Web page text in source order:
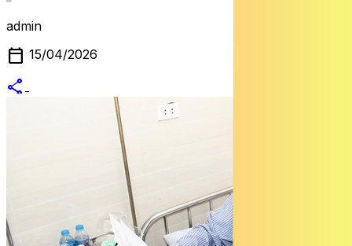
admin
calendar_today 15/04/2026
share